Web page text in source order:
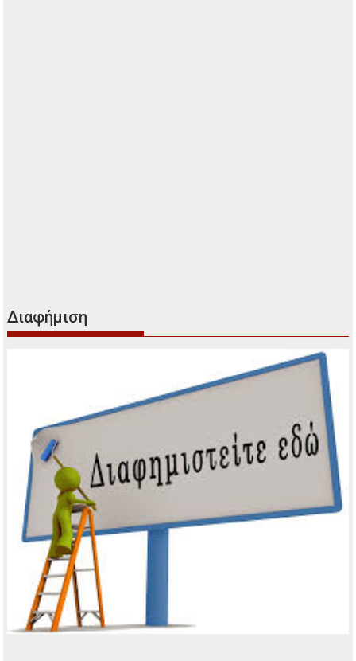
Διαφήμιση